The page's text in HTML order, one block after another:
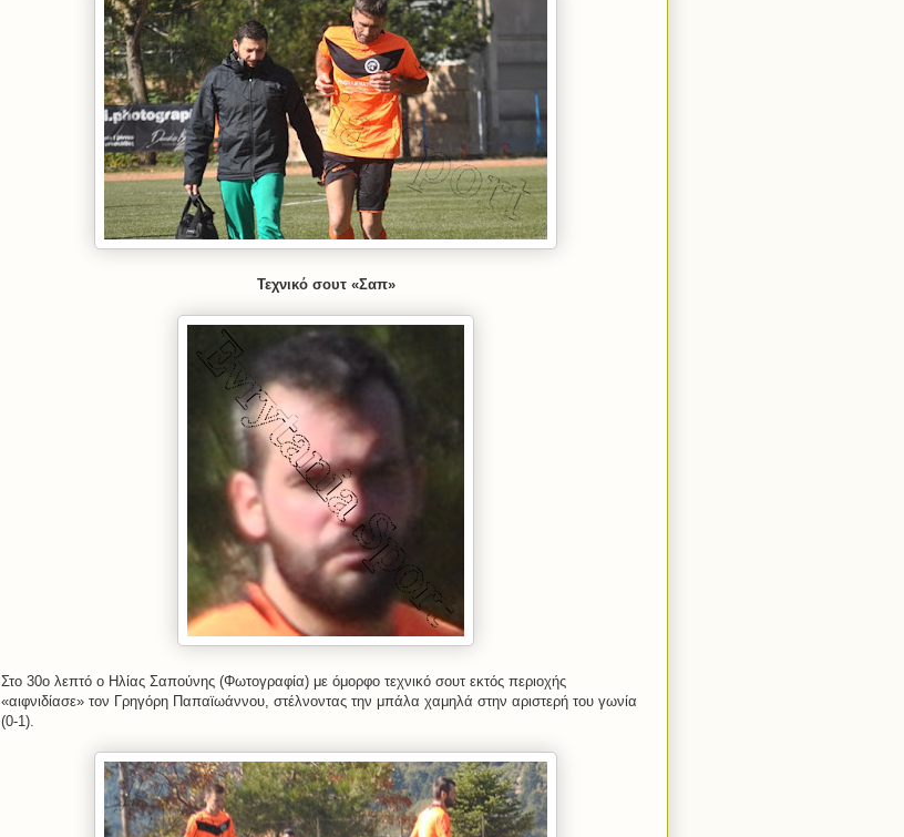
Τεχνικό σουτ «Σαπ»
Στο 30ο λεπτό ο Ηλίας Σαπούνης (Φωτογραφία) με όμορφο τεχνικό σουτ εκτός περιοχής
«αιφνιδίασε» τον Γρηγόρη Παπαϊωάννου, στέλνοντας την μπάλα χαμηλά στην αριστερή του γωνία
(0-1).